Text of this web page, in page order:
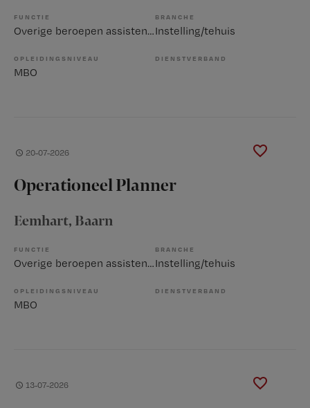
FUNCTIE
Overige beroepen assistenten
BRANCHE
Instelling/tehuis
OPLEIDINGSNIVEAU
MBO
DIENSTVERBAND
20-07-2026
Operationeel Planner
Eemhart, Baarn
FUNCTIE
Overige beroepen assistenten
BRANCHE
Instelling/tehuis
OPLEIDINGSNIVEAU
MBO
DIENSTVERBAND
13-07-2026